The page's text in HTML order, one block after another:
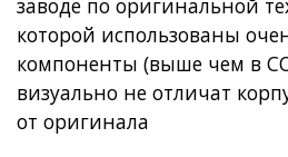
которой использованы
компоненты (выше чем в
визуально не отличат
от оригинала